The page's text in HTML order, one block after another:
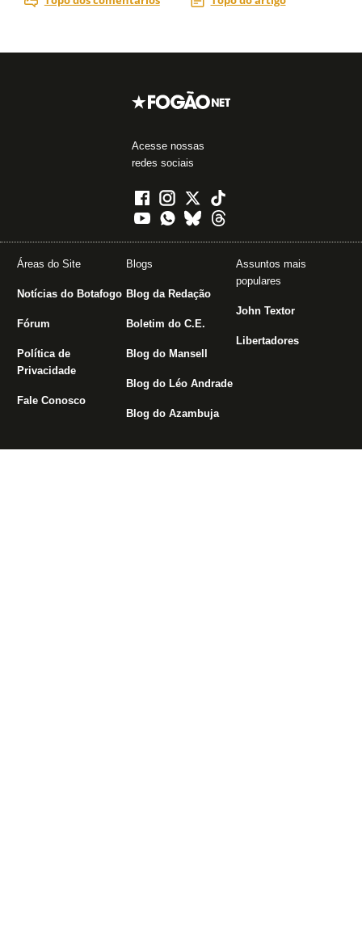
Acesse nossas
redes sociais
Áreas do Site
Notícias do Botafogo
Fórum
Política de
Privacidade
Fale Conosco
Blogs
Blog da Redação
Boletim do C.E.
Blog do Mansell
Blog do Léo Andrade
Blog do Azambuja
Assuntos mais
populares
John Textor
Libertadores